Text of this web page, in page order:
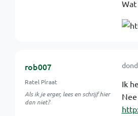
Wat
rob007
Ratel Piraat
Als ik je erger, lees en schrijf hier
dan niet?
Ik